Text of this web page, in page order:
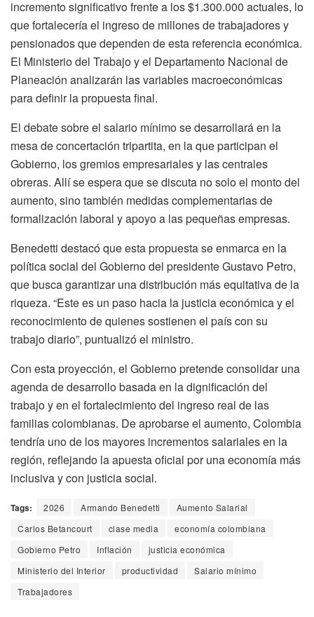
incremento significativo frente a los $1.300.000 actuales, lo
que fortalecería el ingreso de millones de trabajadores y
pensionados que dependen de esta referencia económica.
El Ministerio del Trabajo y el Departamento Nacional de
Planeación analizarán las variables macroeconómicas
para definir la propuesta final.
El debate sobre el salario mínimo se desarrollará en la
mesa de concertación tripartita, en la que participan el
Gobierno, los gremios empresariales y las centrales
obreras. Allí se espera que se discuta no solo el monto del
aumento, sino también medidas complementarias de
formalización laboral y apoyo a las pequeñas empresas.
Benedetti destacó que esta propuesta se enmarca en la
política social del Gobierno del presidente Gustavo Petro,
que busca garantizar una distribución más equitativa de la
riqueza. “Este es un paso hacia la justicia económica y el
reconocimiento de quienes sostienen el país con su
trabajo diario”, puntualizó el ministro.
Con esta proyección, el Gobierno pretende consolidar una
agenda de desarrollo basada en la dignificación del
trabajo y en el fortalecimiento del ingreso real de las
familias colombianas. De aprobarse el aumento, Colombia
tendría uno de los mayores incrementos salariales en la
región, reflejando la apuesta oficial por una economía más
inclusiva y con justicia social.
Tags: 2026 Armando Benedetti
Aumento Salarial
Carlos Betancourt
clase media
economía colombiana
Gobierno Petro
Inflación
justicia económica
Ministerio del Interior
productividad
Salario mínimo
Trabajadores